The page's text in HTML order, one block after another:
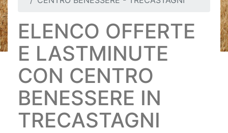
ELENCO OFFERTE
E LASTMINUTE
CON CENTRO
BENESSERE IN
TRECASTAGNI